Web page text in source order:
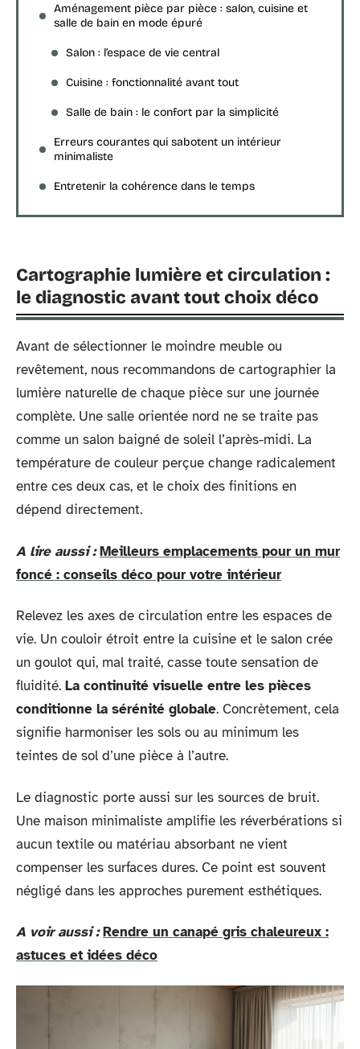
Aménagement pièce par pièce : salon, cuisine et
salle de bain en mode épuré
Salon : l’espace de vie central
Cuisine : fonctionnalité avant tout
Salle de bain : le confort par la simplicité
Erreurs courantes qui sabotent un intérieur
minimaliste
Entretenir la cohérence dans le temps
Cartographie lumière et circulation :
le diagnostic avant tout choix déco
Avant de sélectionner le moindre meuble ou
revêtement, nous recommandons de cartographier la
lumière naturelle de chaque pièce sur une journée
complète. Une salle orientée nord ne se traite pas
comme un salon baigné de soleil l’après-midi. La
température de couleur perçue change radicalement
entre ces deux cas, et le choix des finitions en
dépend directement.
A lire aussi : Meilleurs emplacements pour un mur
foncé : conseils déco pour votre intérieur
Relevez les axes de circulation entre les espaces de
vie. Un couloir étroit entre la cuisine et le salon crée
un goulot qui, mal traité, casse toute sensation de
fluidité. La continuité visuelle entre les pièces
conditionne la sérénité globale. Concrètement, cela
signifie harmoniser les sols ou au minimum les
teintes de sol d’une pièce à l’autre.
Le diagnostic porte aussi sur les sources de bruit.
Une maison minimaliste amplifie les réverbérations si
aucun textile ou matériau absorbant ne vient
compenser les surfaces dures. Ce point est souvent
négligé dans les approches purement esthétiques.
A voir aussi : Rendre un canapé gris chaleureux :
astuces et idées déco